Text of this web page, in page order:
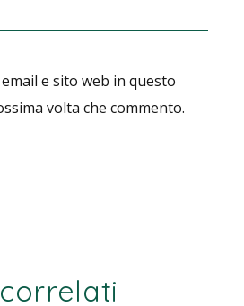
e sito web in questo
volta che commento.